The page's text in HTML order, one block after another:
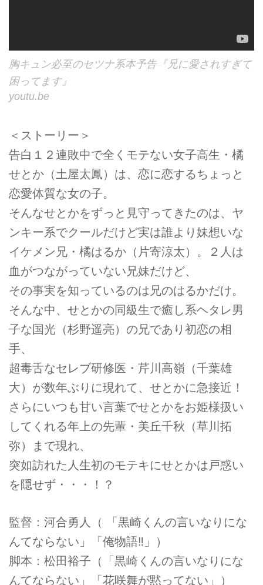
胸キュン必至のセツナ系本予告『兄に愛されすぎて
困ってます』
youtu.be
＜ストーリー＞
告白１２連敗中で全くモテない女子高生・橘
せとか（土屋太鳳）は、恋に恋するちょっと
恋愛体質な女の子。
そんなせとかをずっと見守ってきたのは、ヤ
ンキー系でクールだけど実は誰より妹想いな
イケメン兄・橘はるか（片寄涼太）。２人は
血がつながっていない兄妹だけど、
その事実を知っているのは兄のはるかだけ。
そんな中、せとかの同級生で癒し系ヘタレ男
子な国光（杉野遥亮）の兄であり初恋の相
手、
超毒舌なセレブ研修医・芹川高嶺（千葉雄
大）が数年ぶりに現れて、せとかに急接近！
さらにいつも甘い言葉でせとかをお姫様扱い
してくれる年上の先輩・美丘千秋（草川拓
弥）まで現れ、
突如訪れた人生初のモテキにせとかは戸惑い
を隠せず・・・！？
監督：河合勇人（ 「黒崎くんの言いなりにな
んてならない」「俺物語‼」）
脚本：松田裕子（「黒崎くんの言いなりにな
んてならない」「花咲舞が黙ってない」）